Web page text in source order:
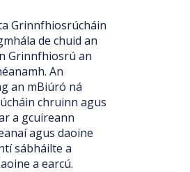
Grinnfhiosrúcháin
de chuid an
Grinnfhiosrú an
An
an mBiúró ná
chruinn agus
a gcuireann
agus daoine
sábháilte a
a earcú.